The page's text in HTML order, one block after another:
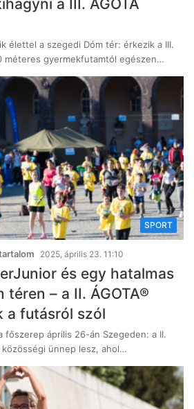
a III. ÁGOTA
élettel a szegedi Dóm tér: érkezik a III.
méteres gyermekfutamtól egészen…
SPORT
2025, április 23. 11:10
és egy hatalmas
– a II. ÁGOTA®
a futásról szól
főszerep április 26-án Szegeden: a II.
közösségi ünnep lesz, ahol…